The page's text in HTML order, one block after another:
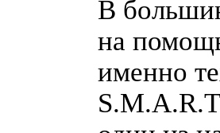
В
на
именно